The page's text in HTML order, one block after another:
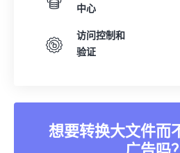
中心
访问控制和
验证
想要转换大文件而